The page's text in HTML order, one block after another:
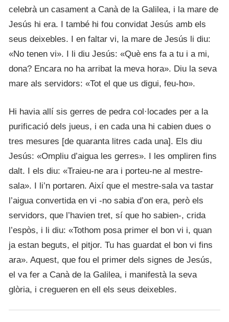
celebrà un casament a Canà de la Galilea, i la mare de
Jesús hi era. I també hi fou convidat Jesús amb els
seus deixebles. I en faltar vi, la mare de Jesús li diu:
«No tenen vi». I li diu Jesús: «Què ens fa a tu i a mi,
dona? Encara no ha arribat la meva hora». Diu la seva
mare als servidors: «Tot el que us digui, feu-ho».
Hi havia allí sis gerres de pedra col·locades per a la
purificació dels jueus, i en cada una hi cabien dues o
tres mesures [de quaranta litres cada una]. Els diu
Jesús: «Ompliu d’aigua les gerres». I les ompliren fins
dalt. I els diu: «Traieu-ne ara i porteu-ne al mestre-
sala». I li’n portaren. Així que el mestre-sala va tastar
l’aigua convertida en vi -no sabia d’on era, però els
servidors, que l’havien tret, sí que ho sabien-, crida
l’espòs, i li diu: «Tothom posa primer el bon vi i, quan
ja estan beguts, el pitjor. Tu has guardat el bon vi fins
ara». Aquest, que fou el primer dels signes de Jesús,
el va fer a Canà de la Galilea, i manifestà la seva
glòria, i cregueren en ell els seus deixebles.